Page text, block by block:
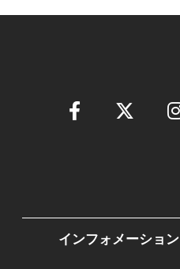
インフォメーション